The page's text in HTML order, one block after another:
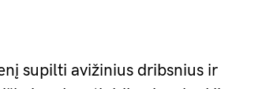
supilti avižinius dribsnius ir